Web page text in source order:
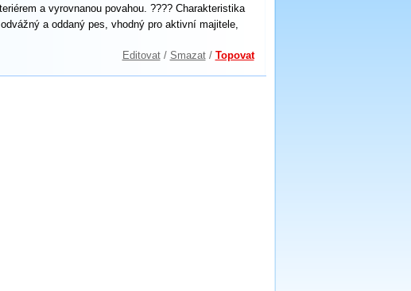
a vyrovnanou povahou. ???? Charakteristika
a oddaný pes, vhodný pro aktivní majitele,
Editovat/ Smazat/ Topovat